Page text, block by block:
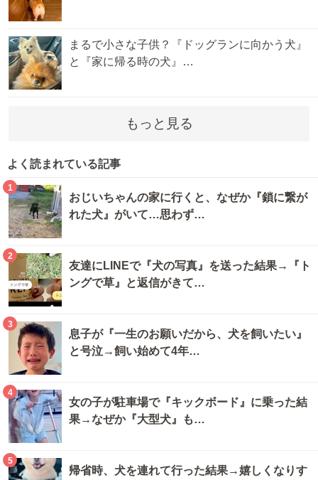
まるで小さな子供？『ドッグランに向かう犬』
と『家に帰る時の犬』…
もっと見る
よく読まれている記事
1
おじいちゃんの家に行くと、なぜか『鎖に繋が
れた犬』がいて…思わず…
2
友達にLINEで『犬の写真』を送った結果→『ト
ングで草』と返信がきて…
3
息子が『一生のお願いだから、犬を飼いたい』
と号泣→飼い始めて4年…
4
女の子が駐車場で『キックボード』に乗った結
果→なぜか『大型犬』も…
5
帰省時、犬を連れて行った結果→嬉しくなりす